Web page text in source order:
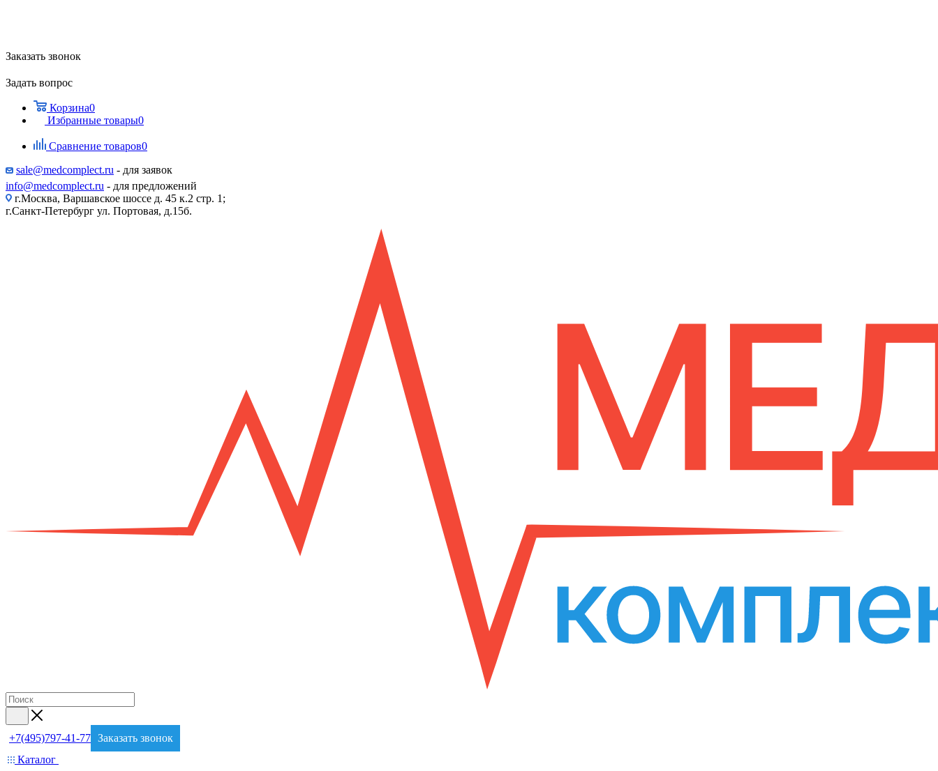
Заказать звонок
Задать вопрос
Корзина0
Избранные товары0
Сравнение товаров0
sale@medcomplect.ru - для заявок
info@medcomplect.ru - для предложений
г.Москва, Варшавское шоссе д. 45 к.2 стр. 1;
г.Санкт-Петербург ул. Портовая, д.15б.
+7(495)797-41-77 Заказать звонок
Каталог